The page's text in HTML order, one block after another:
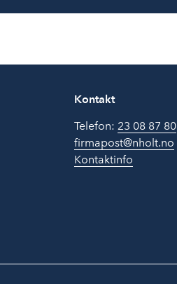
Kontakt
Telefon: 23 08 87 80
firmapost@nholt.no
Kontaktinfo